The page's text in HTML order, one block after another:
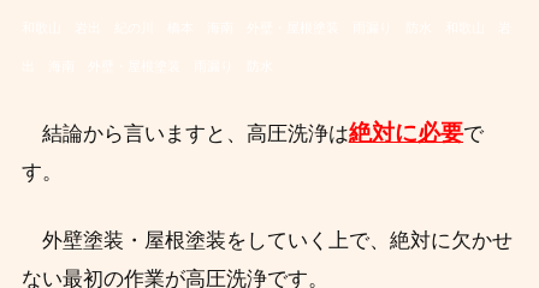
結論から言いますと、高圧洗浄は絶対に必要で
す。
外壁塗装・屋根塗装をしていく上で、絶対に欠かせ
ない最初の作業が高圧洗浄です。